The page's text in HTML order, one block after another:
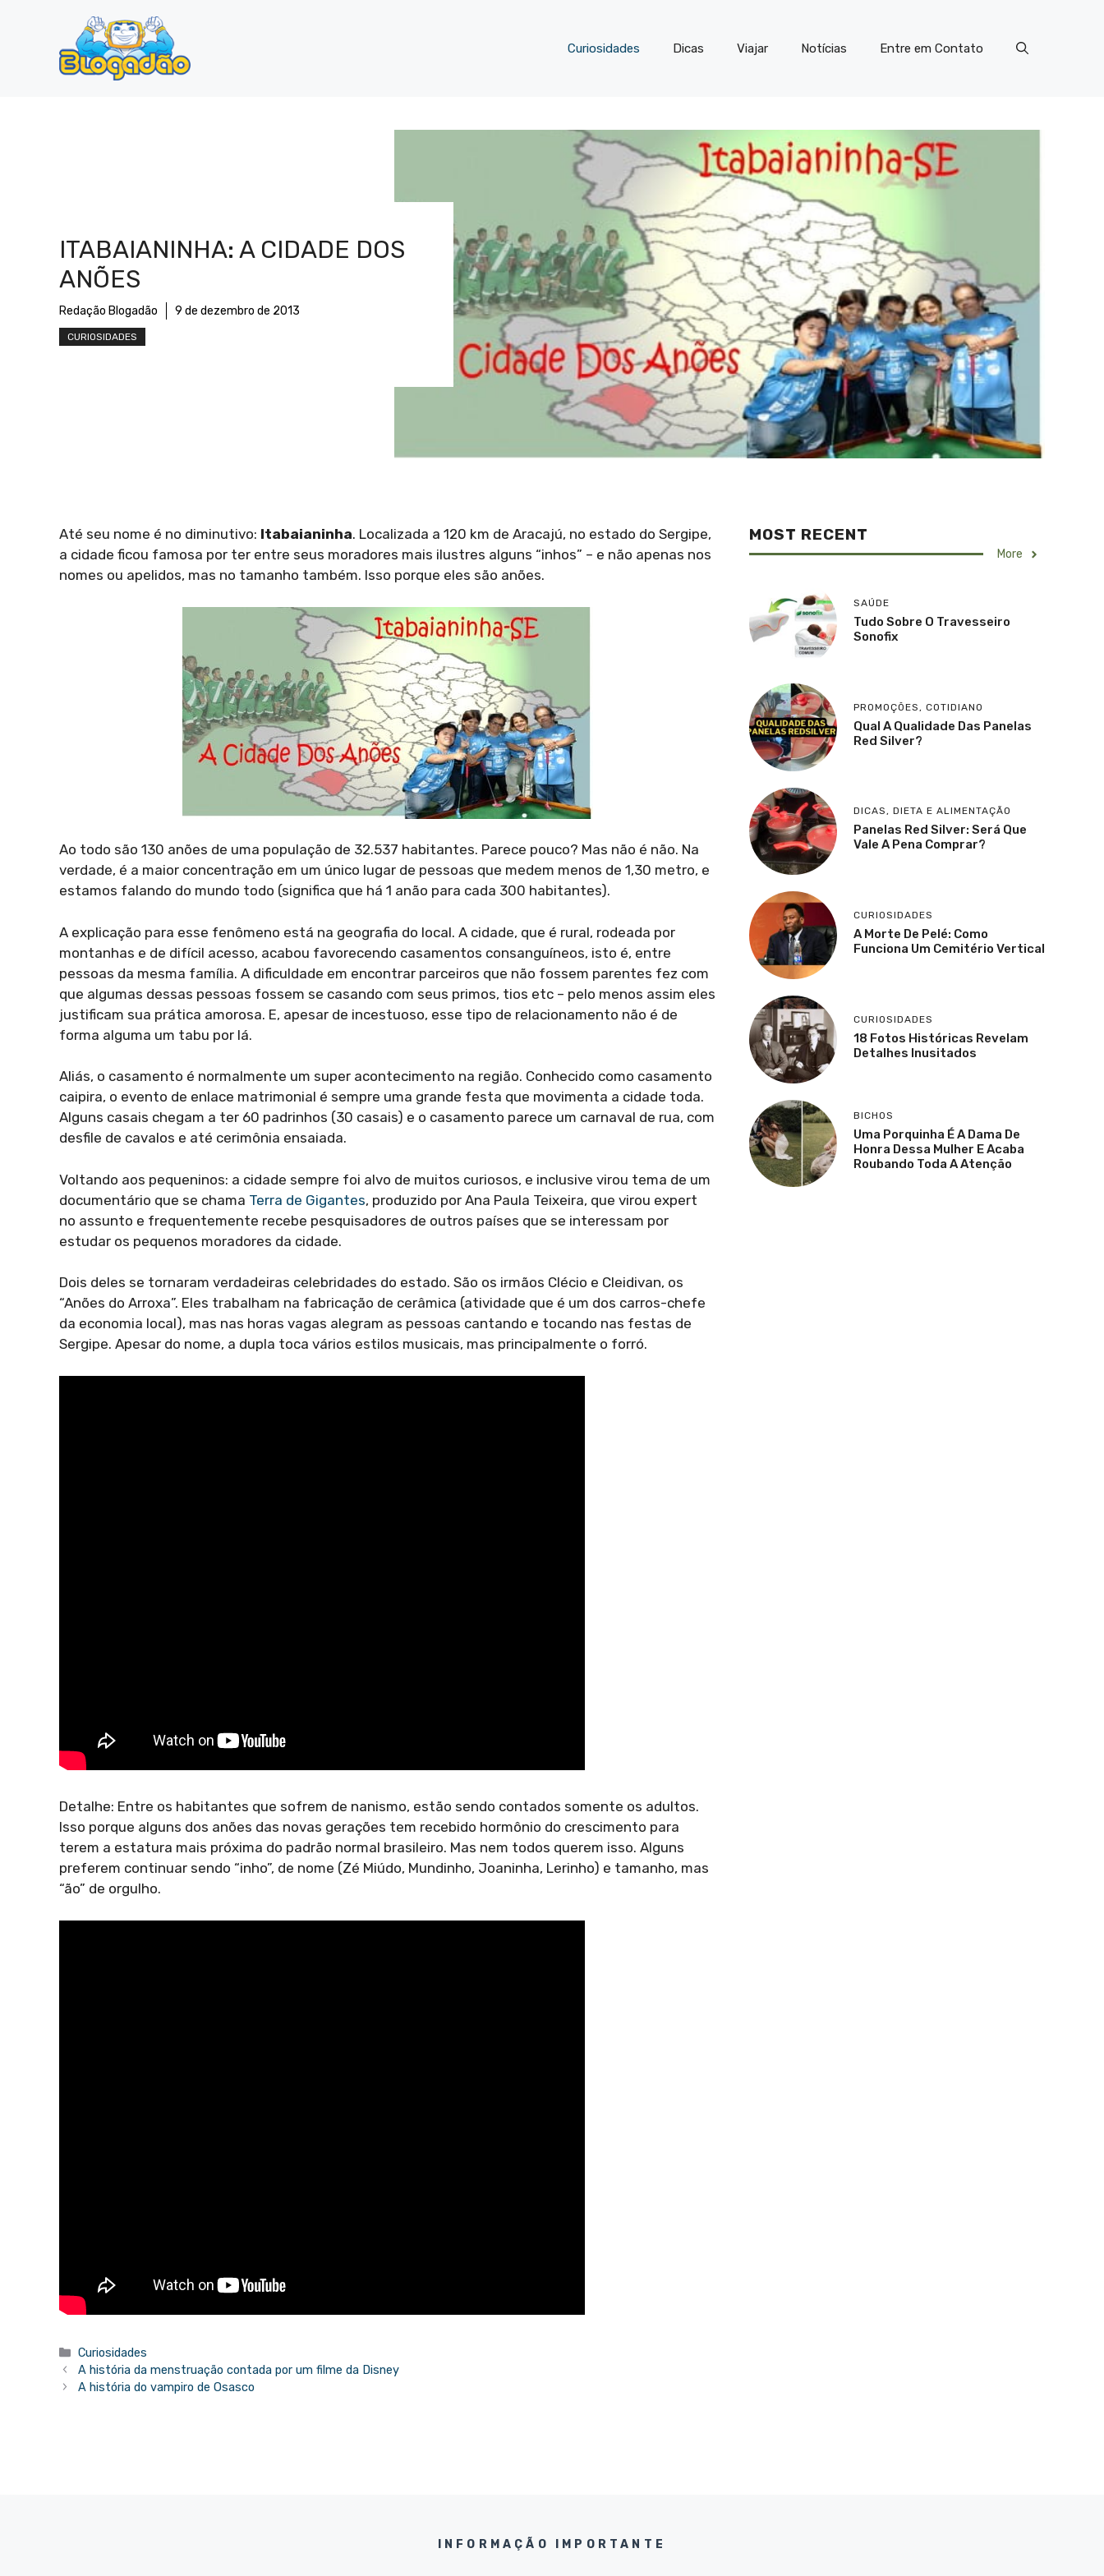
conteúdo
Curiosidades Dicas Viajar Notícias Entre em Contato
ITABAIANINHA: A CIDADE DOS
ANÕES
Redação Blogadão 9 de dezembro de 2013
CURIOSIDADES
Até seu nome é no diminutivo: Itabaianinha. Localizada a 120 km de Aracajú, no estado do Sergipe,
a cidade ficou famosa por ter entre seus moradores mais ilustres alguns “inhos” – e não apenas nos
nomes ou apelidos, mas no tamanho também. Isso porque eles são anões.
Ao todo são 130 anões de uma população de 32.537 habitantes. Parece pouco? Mas não é não. Na
verdade, é a maior concentração em um único lugar de pessoas que medem menos de 1,30 metro, e
estamos falando do mundo todo (significa que há 1 anão para cada 300 habitantes).
A explicação para esse fenômeno está na geografia do local. A cidade, que é rural, rodeada por
montanhas e de difícil acesso, acabou favorecendo casamentos consanguíneos, isto é, entre
pessoas da mesma família. A dificuldade em encontrar parceiros que não fossem parentes fez com
que algumas dessas pessoas fossem se casando com seus primos, tios etc – pelo menos assim eles
justificam sua prática amorosa. E, apesar de incestuoso, esse tipo de relacionamento não é de
forma alguma um tabu por lá.
Aliás, o casamento é normalmente um super acontecimento na região. Conhecido como casamento
caipira, o evento de enlace matrimonial é sempre uma grande festa que movimenta a cidade toda.
Alguns casais chegam a ter 60 padrinhos (30 casais) e o casamento parece um carnaval de rua, com
desfile de cavalos e até cerimônia ensaiada.
Voltando aos pequeninos: a cidade sempre foi alvo de muitos curiosos, e inclusive virou tema de um
documentário que se chama Terra de Gigantes, produzido por Ana Paula Teixeira, que virou expert
no assunto e frequentemente recebe pesquisadores de outros países que se interessam por
estudar os pequenos moradores da cidade.
Dois deles se tornaram verdadeiras celebridades do estado. São os irmãos Clécio e Cleidivan, os
“Anões do Arroxa”. Eles trabalham na fabricação de cerâmica (atividade que é um dos carros-chefe
da economia local), mas nas horas vagas alegram as pessoas cantando e tocando nas festas de
Sergipe. Apesar do nome, a dupla toca vários estilos musicais, mas principalmente o forró.
Detalhe: Entre os habitantes que sofrem de nanismo, estão sendo contados somente os adultos.
Isso porque alguns dos anões das novas gerações tem recebido hormônio do crescimento para
terem a estatura mais próxima do padrão normal brasileiro. Mas nem todos querem isso. Alguns
preferem continuar sendo “inho”, de nome (Zé Miúdo, Mundinho, Joaninha, Lerinho) e tamanho, mas
“ão” de orgulho.
Categorias
Curiosidades
A história da menstruação contada por um filme da Disney
A história do vampiro de Osasco
MOST RECENT
More
SAÚDE
Tudo Sobre O Travesseiro
Sonofix
PROMOÇÕES , COTIDIANO
Qual A Qualidade Das Panelas
Red Silver?
DICAS, DIETA E ALIMENTAÇÃO
Panelas Red Silver: Será Que
Vale A Pena Comprar?
CURIOSIDADES
A Morte De Pelé: Como
Funciona Um Cemitério Vertical
CURIOSIDADES
18 Fotos Históricas Revelam
Detalhes Inusitados
BICHOS
Uma Porquinha É A Dama De
Honra Dessa Mulher E Acaba
Roubando Toda A Atenção
INFORMAÇÃO IMPORTANTE